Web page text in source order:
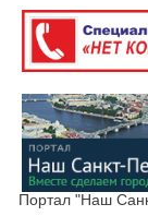
Портал "Наш